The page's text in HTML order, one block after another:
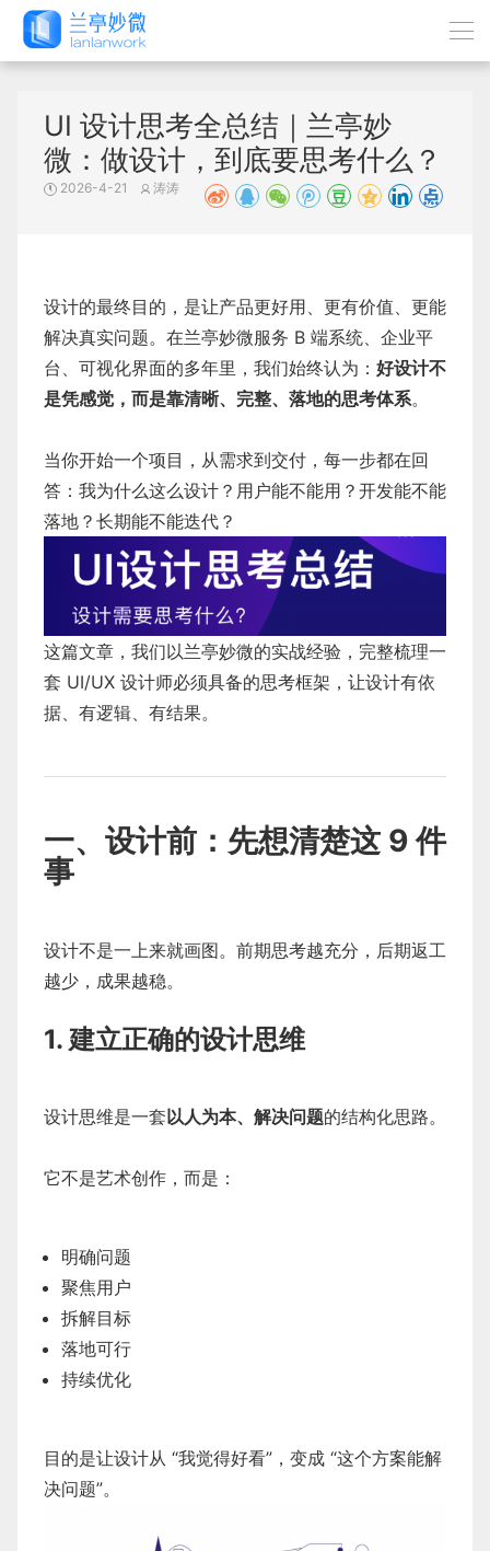
UI 设计思考全总结｜兰亭妙
微：做设计，到底要思考什么？
2026-4-21 涛涛
设计的最终目的，是让产品更好用、更有价值、更能
解决真实问题。在兰亭妙微服务 B 端系统、企业平
台、可视化界面的多年里，我们始终认为： 好设计不
是凭感觉，而是靠清晰、完整、落地的思考体系。
当你开始一个项目，从需求到交付，每一步都在回
答：我为什么这么设计？用户能不能用？开发能不能
落地？长期能不能迭代？
这篇文章，我们以兰亭妙微的实战经验，完整梳理一
套 UI/UX 设计师必须具备的思考框架，让设计有依
据、有逻辑、有结果。
一、设计前：先想清楚这 9 件
事
设计不是一上来就画图。前期思考越充分，后期返工
越少，成果越稳。
1. 建立正确的设计思维
设计思维是一套以人为本、解决问题的结构化思路。
它不是艺术创作，而是：
明确问题
聚焦用户
拆解目标
落地可行
持续优化
目的是让设计从 “我觉得好看”，变成 “这个方案能解
决问题”。